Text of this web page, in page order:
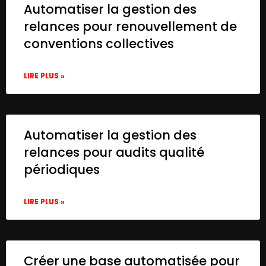
          "parameters": [
              "name": "Authorization",
"value": "=Bearer {{
          ]
      "typeVersion": 4.2
    {
"id": "c1ed633d-d318-403c-9577-
      "name": "set API key",
      "type": "n8n-nodes-base.set",
        -120,
      "parameters": {
        "options": {},
Automatiser la gestion des
relances pour renouvellement de
conventions collectives
LIRE PLUS »
Automatiser la gestion des
relances pour audits qualité
périodiques
LIRE PLUS »
Créer une base automatisée pour